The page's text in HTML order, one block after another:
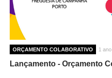
ORÇAMENTO COLABORATIVO 1
Lançamento - Orçamento